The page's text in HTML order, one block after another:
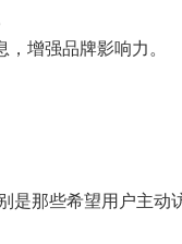
增强品牌影响力。
是那些希望用户主